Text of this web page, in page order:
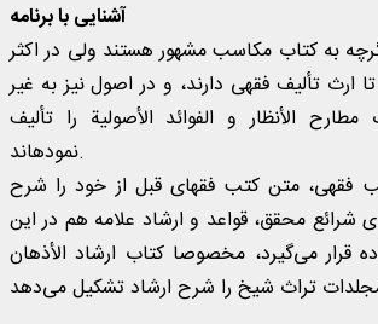
آشنایی با برنامه
به کتاب مکاسب مشهور هستند ولی در اکثر
ارث تألیف فقهی دارند، و در اصول نیز به غیر
الأنظار و الفوائد الأصولیة را تألیف
نمودهاند.
فقهی، متن کتب فقهای قبل از خود را شرح
شرائع محقق، قواعد و ارشاد علامه هم در این
قرار می‌گیرد، مخصوصا کتاب ارشاد الأذهان